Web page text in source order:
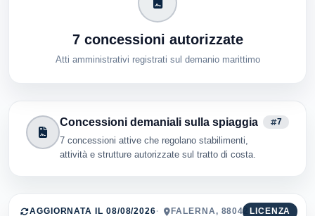
7 concessioni autorizzate
Atti amministrativi registrati sul demanio marittimo
Concessioni demaniali sulla spiaggia
7 concessioni attive che regolano stabilimenti,
attività e strutture autorizzate sul tratto di costa.
7
LICENZA
AGGIORNATA IL 08/08/2026 FALERNA, 88042